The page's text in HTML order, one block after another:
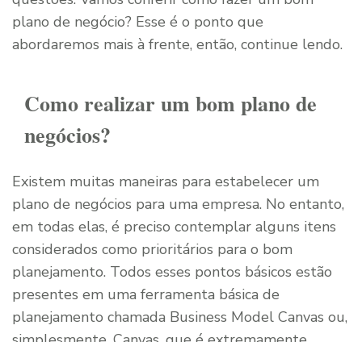
plano de negócio? Esse é o ponto que
abordaremos mais à frente, então, continue lendo.
Como realizar um bom plano de
negócios?
Existem muitas maneiras para estabelecer um
plano de negócios para uma empresa. No entanto,
em todas elas, é preciso contemplar alguns itens
considerados como prioritários para o bom
planejamento. Todos esses pontos básicos estão
presentes em uma ferramenta básica de
planejamento chamada Business Model Canvas ou,